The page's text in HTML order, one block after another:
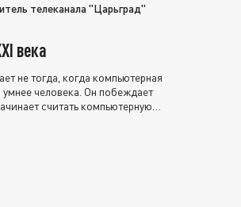
телеканала "Царьград"
века
не тогда, когда компьютерная
умнее человека. Он побеждает
считать компьютерную